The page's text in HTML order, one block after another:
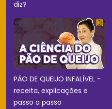
diz?
PÃO DE QUEIJO INFALÍVEL -
receita, explicações e
passo a passo